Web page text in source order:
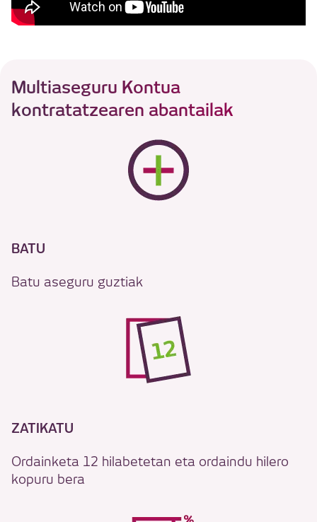
Multiaseguru Kontua
kontratatzearen abantailak
BATU
Batu aseguru guztiak
ZATIKATU
Ordainketa 12 hilabetetan eta ordaindu hilero
kopuru bera